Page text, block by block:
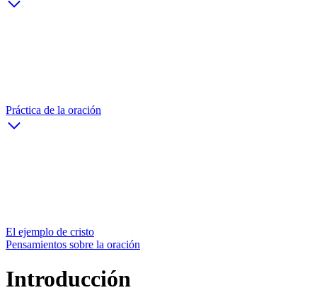
Práctica de la oración
El ejemplo de cristo
Pensamientos sobre la oración
Introducción